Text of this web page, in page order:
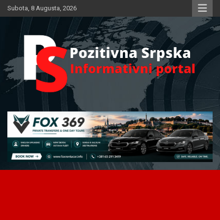
Skip
to
Subota, 8 Augusta, 2026
Pozitivna Srpska